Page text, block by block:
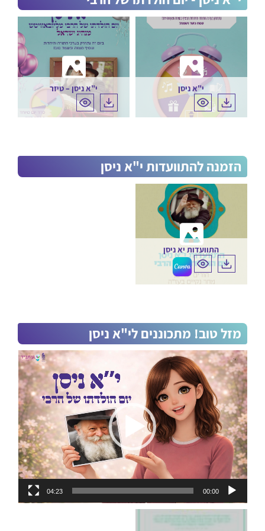
וביעור חמץ
אייר
ספירת העומר
ב' באייר – יום
הולדת הרבי
המהר"ש –
רבי שמואל
פסח שני
ימים לאומיים
צידה לדרך
י"א ניסן י"א ניסן – טיזר
הזמנה להתוועדות י"א ניסן
התוועדות יא ניסן
מזל טוב! מתכוננים לי"א ניסן
נגן
וידאו
00:00
04:23